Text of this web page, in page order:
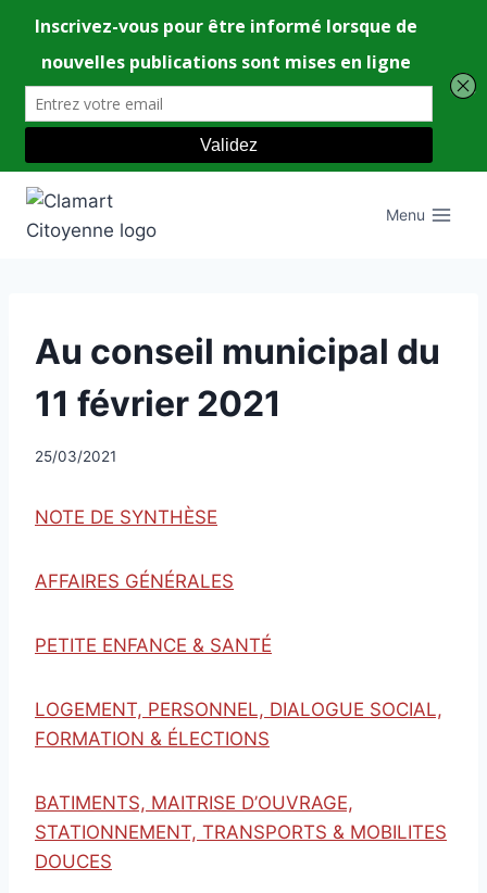
Aller
contenu
Menu
UNCATEGORIZED
Au conseil municipal du
11 février 2021
Par
25/03/2021
NOTE DE SYNTHÈSE
AFFAIRES GÉNÉRALES
PETITE ENFANCE & SANTÉ
LOGEMENT, PERSONNEL, DIALOGUE SOCIAL,
FORMATION & ÉLECTIONS
BATIMENTS, MAITRISE D’OUVRAGE,
STATIONNEMENT, TRANSPORTS & MOBILITES
DOUCES